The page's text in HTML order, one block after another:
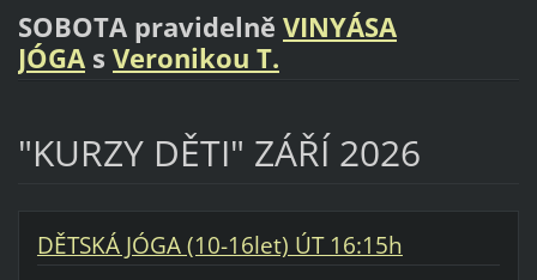
SOBOTA pravidelně VINYÁSA
JÓGAs Veronikou T.
"KURZY DĚTI" ZÁŘÍ 2026
DĚTSKÁ JÓGA (10-16let) ÚT 16:15h